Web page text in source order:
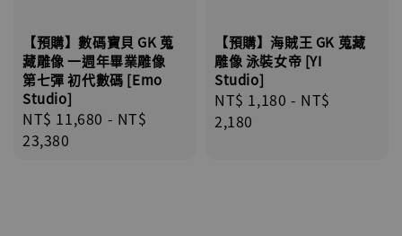
【預購】數碼寶貝 GK 蒐
藏雕像 一週年畢業雕像
第七彈 初代數碼 [Emo
Studio]
Regular
price
NT$ 11,680 - NT$
23,380
【預購】海賊王 GK 蒐藏
雕像 泳裝女帝 [YI
Studio]
Regular
price
NT$ 1,180 - NT$
2,180